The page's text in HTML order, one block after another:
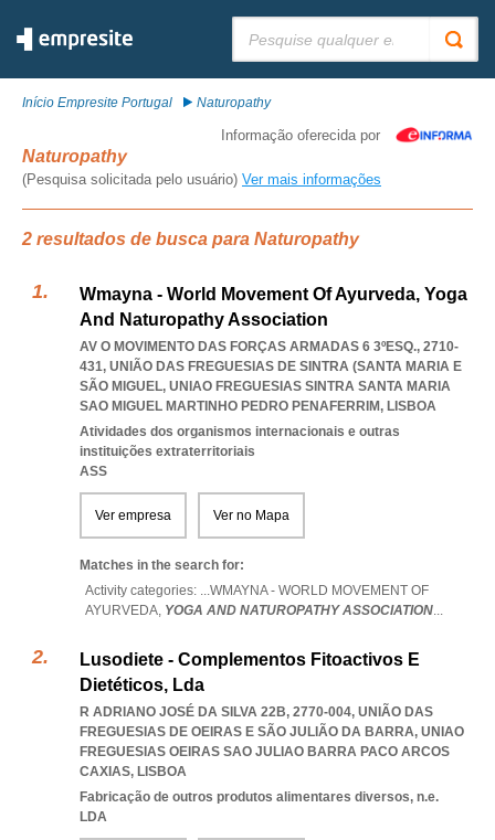
Início Empresite Portugal Naturopathy
Informação oferecida por
Naturopathy
(Pesquisa solicitada pelo usuário) Ver mais informações
2 resultados de busca para Naturopathy
Wmayna - World Movement Of Ayurveda, Yoga
And Naturopathy Association
AV O MOVIMENTO DAS FORÇAS ARMADAS 6 3ºESQ., 2710-
431, UNIÃO DAS FREGUESIAS DE SINTRA (SANTA MARIA E
SÃO MIGUEL, UNIAO FREGUESIAS SINTRA SANTA MARIA
SAO MIGUEL MARTINHO PEDRO PENAFERRIM, LISBOA
Atividades dos organismos internacionais e outras
instituições extraterritoriais
ASS
Ver empresa Ver no Mapa
Matches in the search for:
Activity categories: ...WMAYNA - WORLD MOVEMENT OF
AYURVEDA, YOGA AND NATUROPATHY ASSOCIATION...
Lusodiete - Complementos Fitoactivos E
Dietéticos, Lda
R ADRIANO JOSÉ DA SILVA 22B, 2770-004, UNIÃO DAS
FREGUESIAS DE OEIRAS E SÃO JULIÃO DA BARRA, UNIAO
FREGUESIAS OEIRAS SAO JULIAO BARRA PACO ARCOS
CAXIAS, LISBOA
Fabricação de outros produtos alimentares diversos, n.e.
LDA